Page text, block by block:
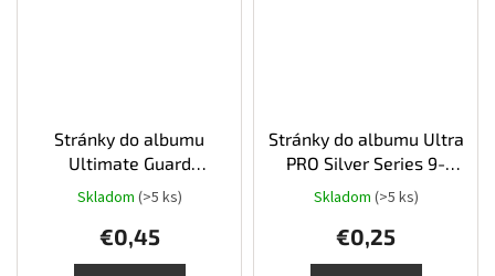
Stránky do albumu
Ultimate Guard
sideloading 18-pocket -
Blue
Skladom (>5 ks)
€0,45
Stránky do albumu Ultra
PRO Silver Series 9-
pocket
Skladom (>5 ks)
€0,25